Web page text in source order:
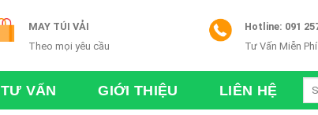
MAY TÚI VẢI
Theo mọi yêu cầu
Hotline: 091
Tư Vấn Miễn Phí
TƯ VẤN GIỚI THIỆU LIÊN HỆ